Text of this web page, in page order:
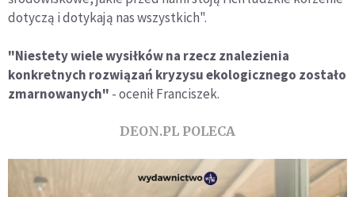
dotyczą i dotykają nas wszystkich".
"Niestety wiele wysiłków na rzecz znalezienia
konkretnych rozwiązań kryzysu ekologicznego zostało
zmarnowanych" - ocenił Franciszek.
DEON.PL POLECA